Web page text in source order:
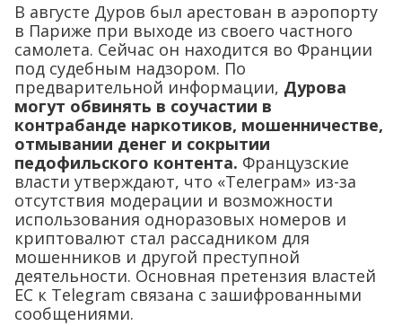
В августе Дуров был арестован в аэропорту
в Париже при выходе из своего частного
самолета. Сейчас он находится во Франции
под судебным надзором. По
предварительной информации, Дурова
могут обвинять в соучастии в
контрабанде наркотиков, мошенничестве,
отмывании денег и сокрытии
педофильского контента. Французские
власти утверждают, что «Телеграм» из-за
отсутствия модерации и возможности
использования одноразовых номеров и
криптовалют стал рассадником для
мошенников и другой преступной
деятельности. Основная претензия властей
ЕС к Telegram связана с зашифрованными
сообщениями.